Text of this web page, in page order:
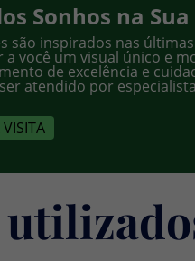
Sonhos na
são inspirados nas
a você um visual único e
de excelência e
atendido por